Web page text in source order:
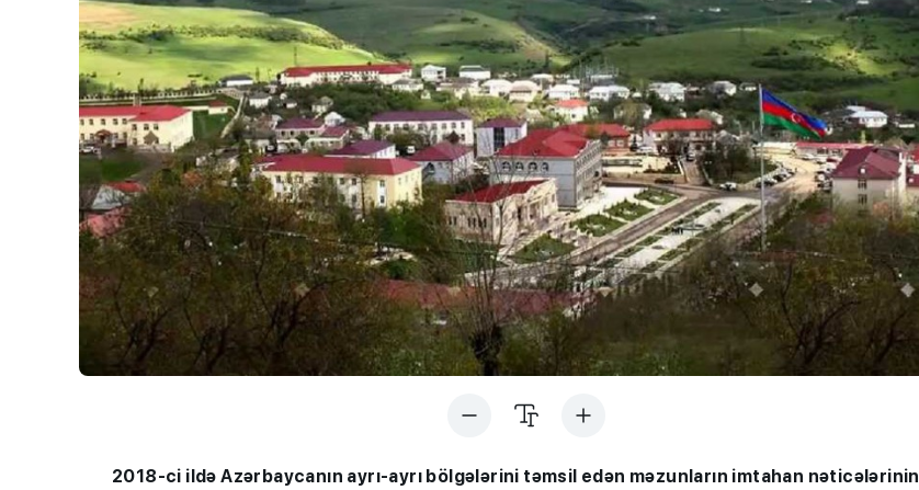
2018-ci ildə Azərbaycanın ayrı-ayrı bölgələrini təmsil edən məzunların imtahan nəticələrinin